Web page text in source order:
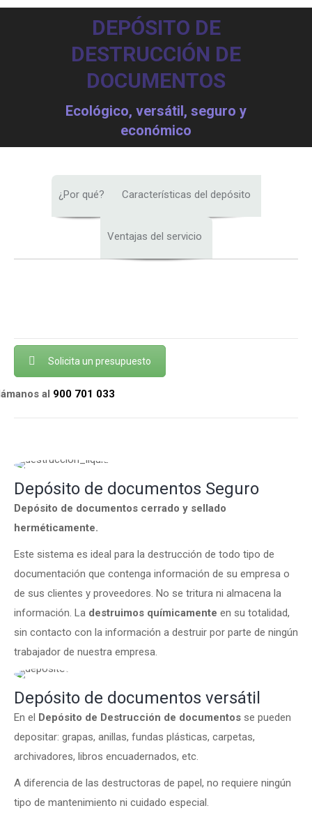
DEPÓSITO DE
DESTRUCCIÓN DE
DOCUMENTOS
Ecológico, versátil, seguro y
económico
¿Por qué? Características del depósito
Ventajas del servicio
Solicita un presupuesto
al 900 701 033
Depósito de documentos Seguro
Depósito de documentos cerrado y sellado
herméticamente.
Este sistema es ideal para la destrucción de todo tipo de
documentación que contenga información de su empresa o
de sus clientes y proveedores. No se tritura ni almacena la
información. La destruimos químicamente en su totalidad,
sin contacto con la información a destruir por parte de ningún
trabajador de nuestra empresa.
Depósito de documentos versátil
En el Depósito de Destrucción de documentos se pueden
depositar: grapas, anillas, fundas plásticas, carpetas,
archivadores, libros encuadernados, etc.
A diferencia de las destructoras de papel, no requiere ningún
tipo de mantenimiento ni cuidado especial.